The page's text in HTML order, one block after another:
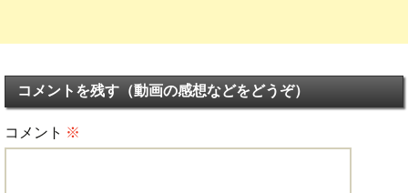
コメントを残す（動画の感想などをどうぞ）
コメント ※